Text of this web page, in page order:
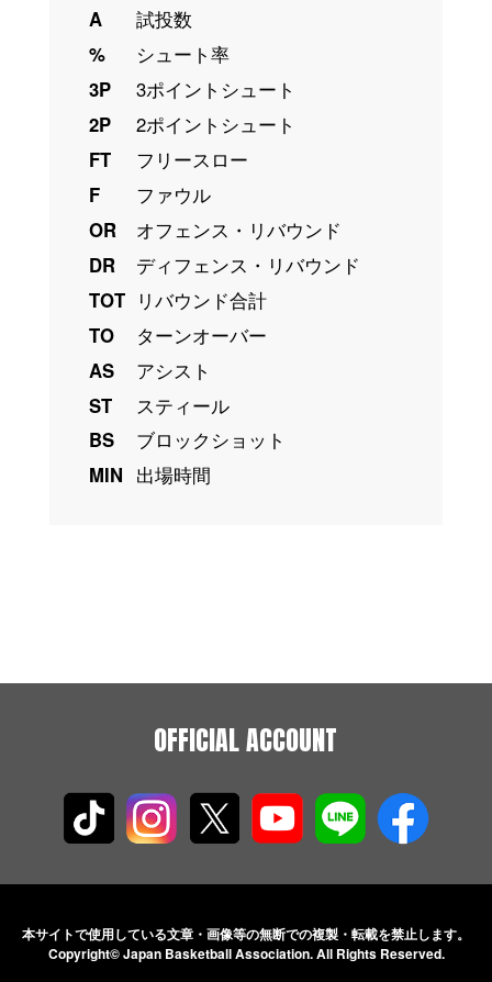
A
試投数
%
シュート率
3P
3ポイントシュート
2P
2ポイントシュート
FT
フリースロー
F
ファウル
OR
オフェンス・リバウンド
DR
ディフェンス・リバウンド
TOT リバウンド合計
TO
ターンオーバー
AS
アシスト
ST
スティール
BS
ブロックショット
MIN 出場時間
OFFICIAL ACCOUNT
本サイトで使用している文章・画像等の無断での複製・転載を禁止します。
Copyright© Japan Basketball Association.All Rights Reserved.